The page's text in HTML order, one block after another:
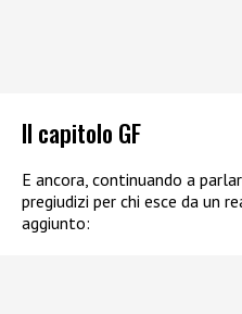
Il capitolo GF
E ancora, continuando a
pregiudizi per chi esce da un
aggiunto: